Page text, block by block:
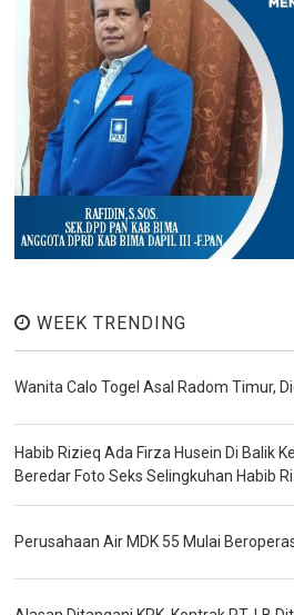
WEEK TRENDING
Wanita Calo Togel Asal Radom Timur,
Habib Rizieq Ada Firza Husein Di Balik
Beredar Foto Seks Selingkuhan Habib
Perusahaan Air MDK 55 Mulai